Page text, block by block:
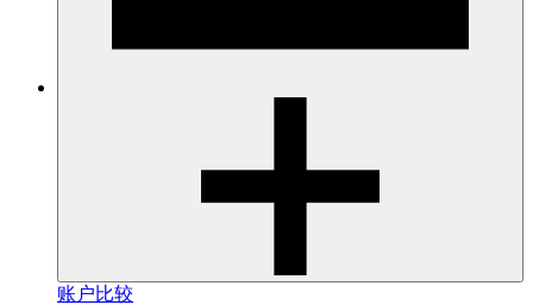
账户比较